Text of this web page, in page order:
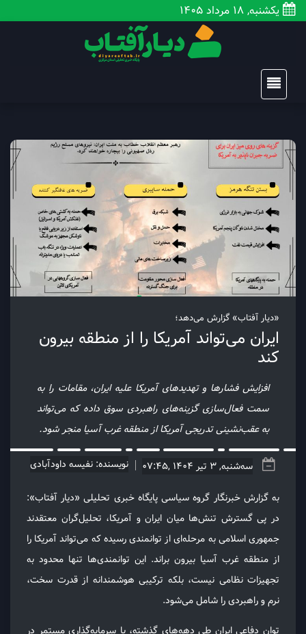
یکشنبه, 18 مرداد 1405
«دیار آفتاب» گزارش می‌دهد؛
ایران می‌تواند آمریکا را از منطقه بیرون
کند
افزایش فشارها و تهدیدهای آمریکا علیه ایران، مقامات را به
سمت فعال‌سازی گزینه‌های راهبردی سوق داده که می‌تواند
به عقب‌نشینی تدریجی آمریکا از منطقه غرب آسیا منجر شود.
سه‌شنبه, 3 تیر 1404 ,07:45 نویسنده: نفیسه داودآبادی
به گزارش خبرنگار گروه سیاسی پایگاه خبری تحلیلی «دیار آفتاب»:
در پی گسترش تنش‌ها میان ایران و آمریکا، تحلیل‌گران معتقدند
جمهوری اسلامی به مرحله‌ای از توانمندی رسیده که می‌تواند آمریکا را
از منطقه غرب آسیا بیرون براند. این توانمندی‌ها تنها محدود به
تجهیزات نظامی نیست، بلکه ترکیبی هوشمندانه از قدرت سخت،
نرم و راهبردی را شامل می‌شود.